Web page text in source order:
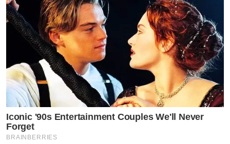
Iconic '90s Entertainment Couples We'll Never
Forget
BRAINBERRIES